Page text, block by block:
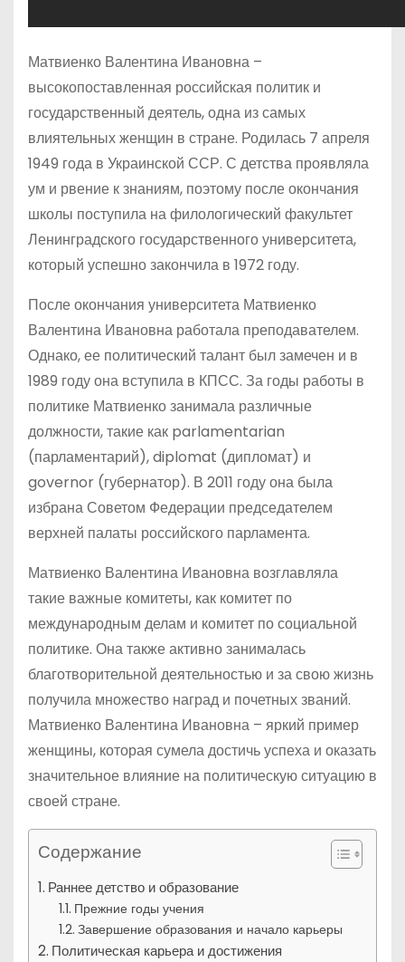
Матвиенко Валентина Ивановна –
высокопоставленная российская политик и
государственный деятель, одна из самых
влиятельных женщин в стране. Родилась 7 апреля
1949 года в Украинской ССР. С детства проявляла
ум и рвение к знаниям, поэтому после окончания
школы поступила на филологический факультет
Ленинградского государственного университета,
который успешно закончила в 1972 году.
После окончания университета Матвиенко
Валентина Ивановна работала преподавателем.
Однако, ее политический талант был замечен и в
1989 году она вступила в КПСС. За годы работы в
политике Матвиенко занимала различные
должности, такие как parlamentarian
(парламентарий), diplomat (дипломат) и
governor (губернатор). В 2011 году она была
избрана Советом Федерации председателем
верхней палаты российского парламента.
Матвиенко Валентина Ивановна возглавляла
такие важные комитеты, как комитет по
международным делам и комитет по социальной
политике. Она также активно занималась
благотворительной деятельностью и за свою жизнь
получила множество наград и почетных званий.
Матвиенко Валентина Ивановна – яркий пример
женщины, которая сумела достичь успеха и оказать
значительное влияние на политическую ситуацию в
своей стране.
Содержание
Раннее детство и образование
Прежние годы учения
Завершение образования и начало карьеры
Политическая карьера и достижения